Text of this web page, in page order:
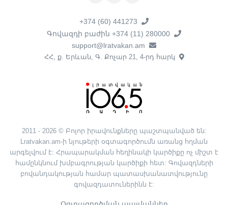
+374 (60) 441273
Գովազդի բաժին +374 (11) 280000
support@lratvakan.am
ՀՀ, ք. Երևան, Գ. Քոչար 21, 4-րդ հարկ
2011 - 2026 © Բոլոր իրավունքները պաշտպանված են:
Lratvakan.am-ի նյութերի օգտագործումն առանց հղման
արգելվում է: Հրապարակման հեղինակի կարծիքը ոչ միշտ է
համընկնում խմբագրության կարծիքի հետ: Գովազդների
բովանդակության համար պատասխանատվությունը
գովազդատուներինն է: